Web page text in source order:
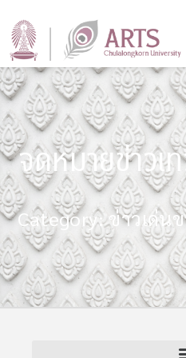
จดหมายข่าวเ
Category: ข่าวเด่